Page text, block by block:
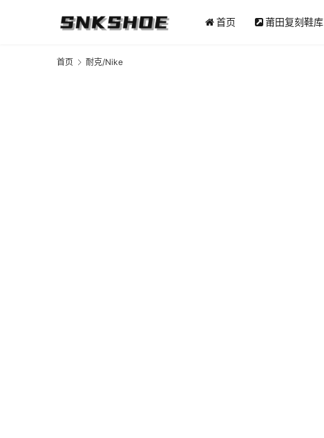
首页 莆田复刻鞋库
首页 耐克/Nike